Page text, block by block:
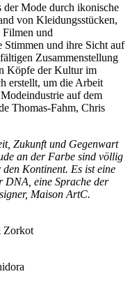
der Mode durch ikonische
von Kleidungsstücken,
Filmen und
Stimmen und ihre Sicht auf
Zusammenstellung
Köpfe der Kultur im
erstellt, um die Arbeit
auf dem
Thomas-Fahm, Chris
Zukunft und Gegenwart
an der Farbe sind völlig
Kontinent. Es ist eine
DNA, eine Sprache der
Maison ArtC.
Zorkot